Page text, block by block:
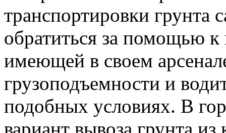
транспортировки грунта
обратиться за помощью
имеющей в своем
грузоподъемности и
подобных условиях. В